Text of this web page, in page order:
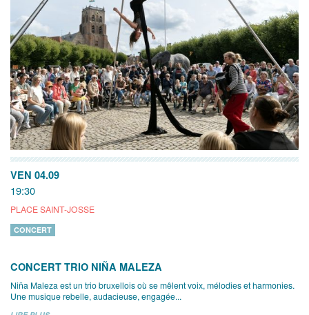
VEN 04.09
19:30
PLACE SAINT-JOSSE
CONCERT
CONCERT TRIO NIÑA MALEZA
Niña Maleza est un trio bruxellois où se mêlent voix, mélodies et harmonies.
Une musique rebelle, audacieuse, engagée...